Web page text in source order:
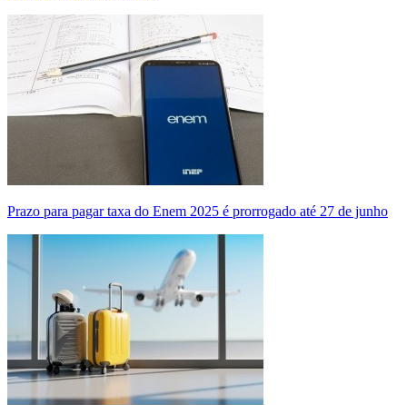
Prazo para pagar taxa do Enem 2025 é prorrogado até 27 de junho